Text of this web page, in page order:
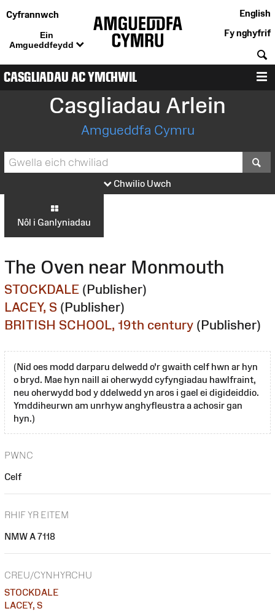
Cyfrannwch
Ein
Amgueddfeydd
English
Fy nghyfrif
CASGLIADAU AC YMCHWIL
Casgliadau Arlein
Amgueddfa Cymru
Chwilio Uwch
Nôl i Ganlyniadau
The Oven near Monmouth
STOCKDALE (Publisher)
LACEY, S (Publisher)
BRITISH SCHOOL, 19th century (Publisher)
(Nid oes modd darparu delwedd o'r gwaith celf hwn ar hyn
o bryd. Mae hyn naill ai oherwydd cyfyngiadau hawlfraint,
neu oherwydd bod y ddelwedd yn aros i gael ei digideiddio.
Ymddiheurwn am unrhyw anghyfleustra a achosir gan
hyn.)
PWNC
Celf
RHIF YR EITEM
NMW A 7118
CREU/CYNHYRCHU
STOCKDALE
LACEY, S